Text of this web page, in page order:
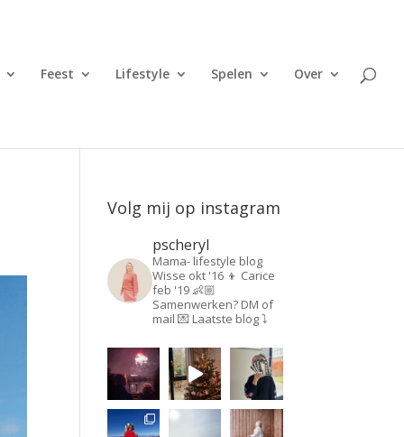
Feest Lifestyle Spelen Over
Volg mij op instagram
pscheryl
Mama- lifestyle blog
Wisse okt '16 👦 Carice
feb '19 👶🏼
Samenwerken? DM of
mail 💌 Laatste blog ⤵️